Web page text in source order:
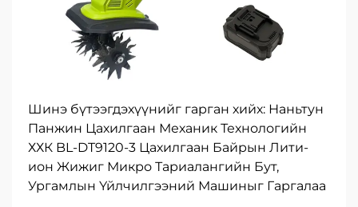
Шинэ бүтээгдэхүүнийг гарган хийх: Наньтун
Панжин Цахилгаан Механик Технологийн
ХХК BL-DT9120-3 Цахилгаан Байрын Лити-
ион Жижиг Микро Тариалангийн Бут,
Ургамлын Үйлчилгээний Машиныг Гаргалаа